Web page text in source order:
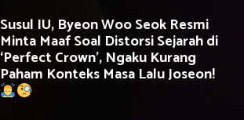
Susul IU, Byeon Woo Seok Resmi
Minta Maaf Soal Distorsi Sejarah di
‘Perfect Crown’, Ngaku Kurang
Paham Konteks Masa Lalu Joseon!